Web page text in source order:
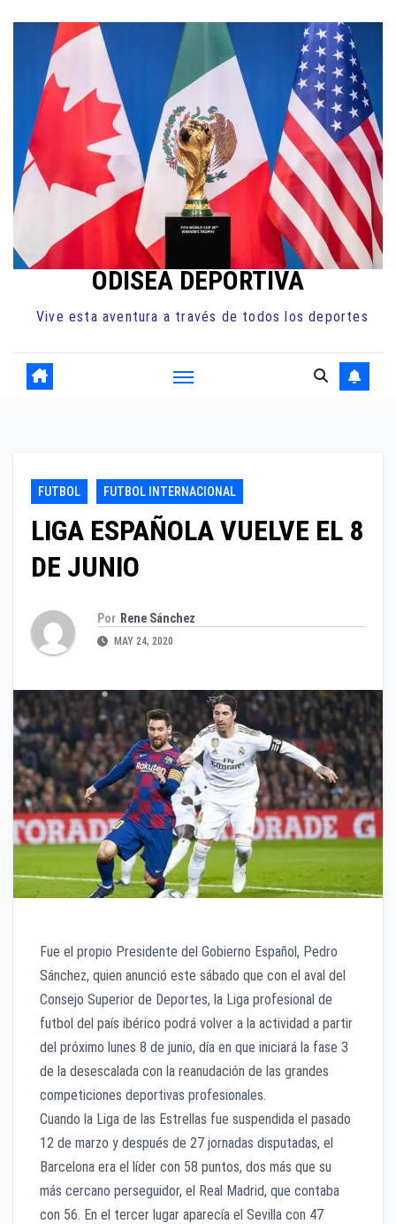
contenido
ODISEA DEPORTIVA
Vive esta aventura a través de todos los deportes
FUTBOL FUTBOL INTERNACIONAL
LIGA ESPAÑOLA VUELVE EL 8
DE JUNIO
Por Rene Sánchez
MAY 24, 2020
Fue el propio Presidente del Gobierno Español, Pedro
Sánchez, quien anunció este sábado que con el aval del
Consejo Superior de Deportes, la Liga profesional de
futbol del país ibérico podrá volver a la actividad a partir
del próximo lunes 8 de junio, día en que iniciará la fase 3
de la desescalada con la reanudación de las grandes
competiciones deportivas profesionales.
Cuando la Liga de las Estrellas fue suspendida el pasado
12 de marzo y después de 27 jornadas disputadas, el
Barcelona era el líder con 58 puntos, dos más que su
más cercano perseguidor, el Real Madrid, que contaba
con 56. En el tercer lugar aparecía el Sevilla con 47